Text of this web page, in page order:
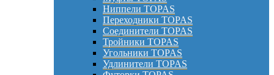
Ниппели TOPAS
Переходники TOPAS
Соединители TOPAS
Тройники TOPAS
Угольники TOPAS
Удлинители TOPAS